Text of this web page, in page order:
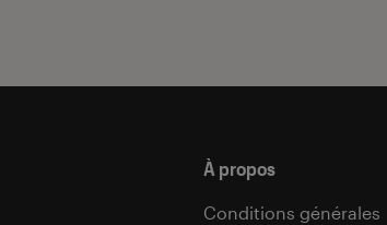
À propos
Conditions générales